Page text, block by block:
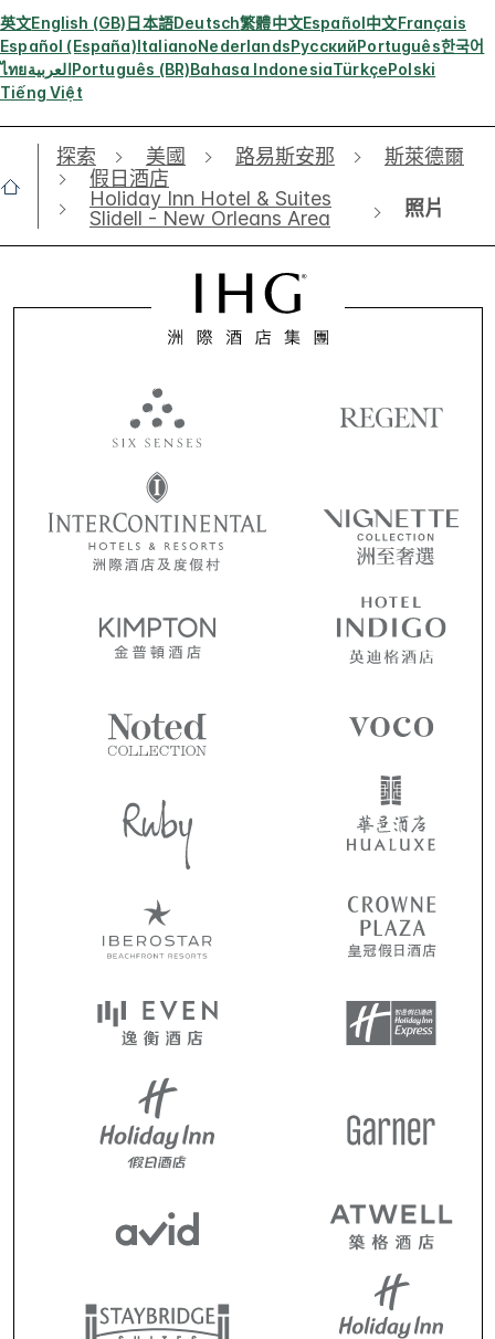
英文English (GB)日本語Deutsch繁體中文Español中文Français
Español (España)ItalianoNederlandsРусскийPortuguês한국어
ไทยالعربيةPortuguês (BR)Bahasa IndonesiaTürkçePolski
Tiếng Việt
探索 美國 路易斯安那
斯萊德爾
假日酒店
Holiday Inn Hotel & Suites
Slidell - New Orleans Area
照片